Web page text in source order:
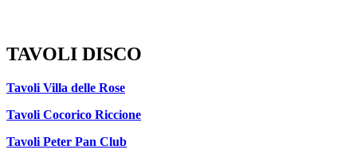
TAVOLI DISCO
Tavoli Villa delle Rose
Tavoli Cocorico Riccione
Tavoli Peter Pan Club